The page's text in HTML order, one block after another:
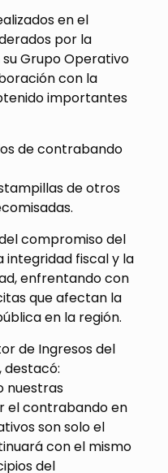
en el
por la
Grupo Operativo
con la
importantes
de contrabando
de otros
compromiso del
integridad fiscal y la
enfrentando con
que afectan la
en la región.
de Ingresos del
nuestras
el contrabando en
son solo el
con el mismo
del